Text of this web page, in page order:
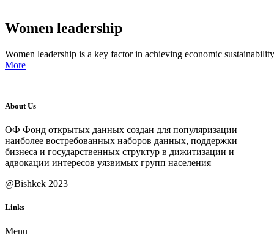
Women leadership
Women leadership is a key factor in achieving economic sustainability
More
About Us
ОФ Фонд открытых данных создан для популяризации
наиболее востребованных наборов данных, поддержки
бизнеса и государственных структур в дижитизации и
адвокации интересов уязвимых групп населения
@Bishkek 2023
Links
Menu